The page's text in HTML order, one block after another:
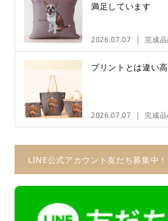
満足しています
2026.07.07 完成
プリントとは違い
2026.07.07 完成
LINE公式アカウント友だち募集中！